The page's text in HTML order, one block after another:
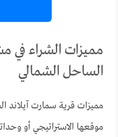
مميزات الشراء في
الساحل الشمالي
مميزات قرية سمارت آيلاند
موقعها الاستراتيجي أو